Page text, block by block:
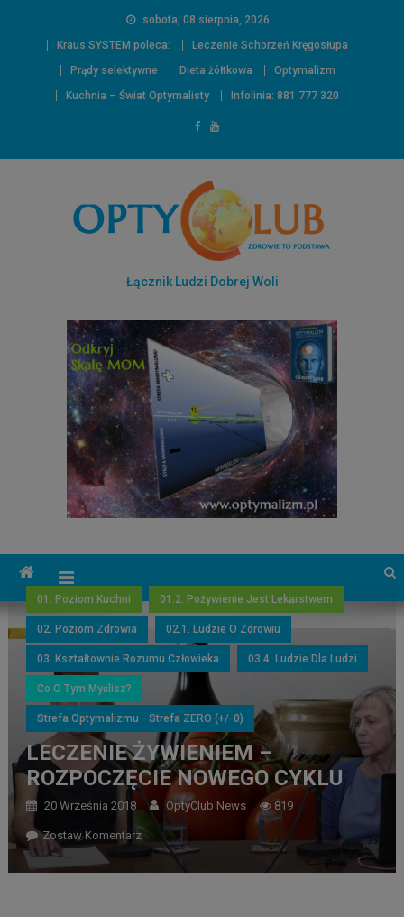
sobota, 08 sierpnia, 2026
Kraus SYSTEM poleca:
Leczenie Schorzeń Kręgosłupa
Prądy selektywne
Dieta żółtkowa
Optymalizm
Kuchnia – Świat Optymalisty
Infolinia: 881 777 320
Łącznik Ludzi Dobrej Woli
01. Poziom Kuchni 01.2. Pożywienie Jest Lekarstwem
02. Poziom Zdrowia 02.1. Ludzie O Zdrowiu
03. Kształtownie Rozumu Człowieka 03.4. Ludzie Dla Ludzi
Co O Tym Myślisz?
Strefa Optymalizmu - Strefa ZERO (+/-0)
LECZENIE ŻYWIENIEM –
ROZPOCZĘCIE NOWEGO CYKLU
20 Września 2018 OptyClub News 819
Zostaw Komentarz